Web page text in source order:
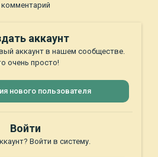
комментарий
аккаунт
аккаунт в нашем сообществе.
очень просто!
нового пользователя
Войти
Войти в систему.